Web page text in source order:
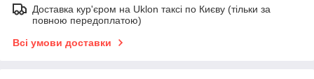
Доставка кур'єром на Uklon таксі по Києву (тільки за
повною передоплатою)
Всі умови доставки